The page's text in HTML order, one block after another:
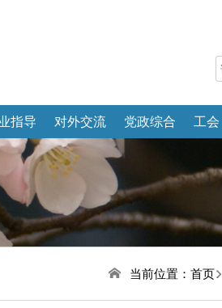
指导 对外交流 党政综合 工会
当前位置： 首页